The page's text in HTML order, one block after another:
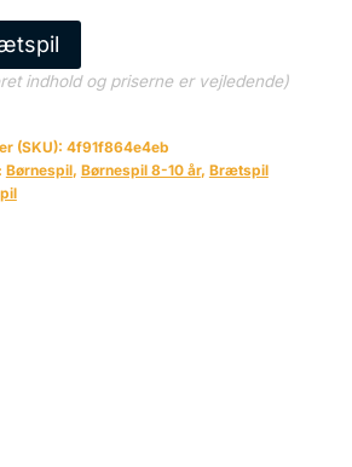
indhold og priserne er vejledende)
(SKU): 4f91f864e4eb
Børnespil, Børnespil 8-10 år, Brætspil